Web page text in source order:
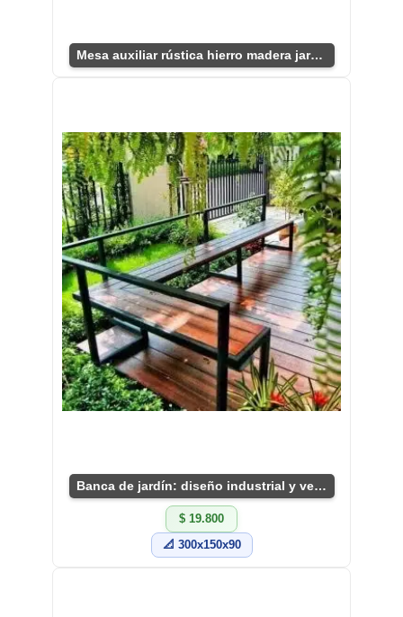
Mesa auxiliar rústica hierro madera jardín patio
Banca de jardín: diseño industrial y versátil
$ 19.800
📐 300x150x90